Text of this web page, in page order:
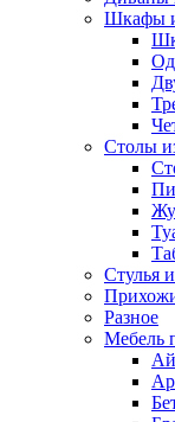
Шкафы
Столы
Стулья
Разное
Мебель